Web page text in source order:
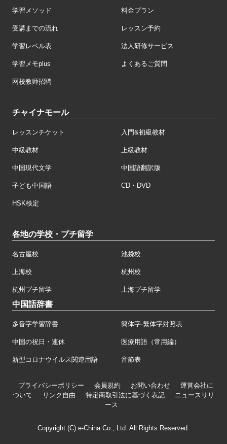
学習メソッド 料金プラン
受講までの流れ レッスン予約
学習レベル表 法人研修サービス
学習メモplus よくあるご質問
网校教师招聘
チャイナモール
レッスンチケット 入門&初級教材
中級教材 上級教材
中国現代文学 中国語翻訳版
子ども中国語 CD・DVD
HSK検定
各地の学校・プチ留学
名古屋校 池袋校
上海校 杭州校
杭州プチ留学 上海プチ留学
中国語辞書
多音字学習辞書 簡体字·繁体字対照表
中国の祝日・連休 医療用語（常用編）
新型コロナウイルス関連用語 音節表
プライバシーポリシー 会員規約 お問い合わせ
運営会社に
ついて
リンク自由 特定商取引法に基づく表記
ニュースリリ
ース
Copyright (C) e-China Co., Ltd. All Rights Reserved.